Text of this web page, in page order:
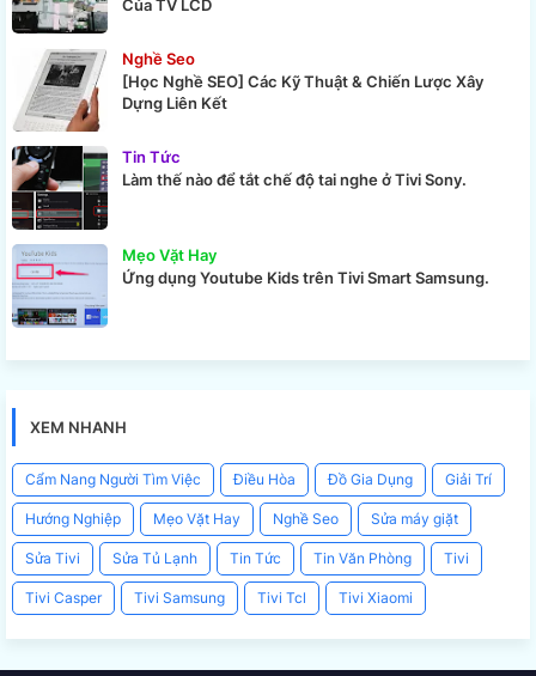
Của TV LCD
Nghề Seo
[Học Nghề SEO] Các Kỹ Thuật & Chiến Lược Xây
Dựng Liên Kết
Tin Tức
Làm thế nào để tắt chế độ tai nghe ở Tivi Sony.
Mẹo Vặt Hay
Ứng dụng Youtube Kids trên Tivi Smart Samsung.
XEM NHANH
Cẩm Nang Người Tìm Việc Điều Hòa Đồ Gia Dụng Giải Trí
Hướng Nghiệp Mẹo Vặt Hay Nghề Seo Sửa máy giặt
Sửa Tivi Sửa Tủ Lạnh Tin Tức Tin Văn Phòng Tivi
Tivi Casper Tivi Samsung Tivi Tcl Tivi Xiaomi